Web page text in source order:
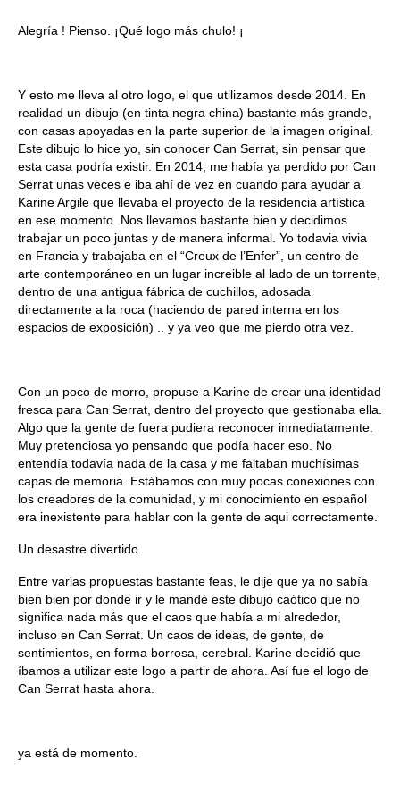
Alegría ! Pienso. ¡Qué logo más chulo! ¡
Y esto me lleva al otro logo, el que utilizamos desde 2014. En
realidad un dibujo (en tinta negra china) bastante más grande,
con casas apoyadas en la parte superior de la imagen original.
Este dibujo lo hice yo, sin conocer Can Serrat, sin pensar que
esta casa podría existir. En 2014, me había ya perdido por Can
Serrat unas veces e iba ahí de vez en cuando para ayudar a
Karine Argile que llevaba el proyecto de la residencia artística
en ese momento. Nos llevamos bastante bien y decidimos
trabajar un poco juntas y de manera informal. Yo todavia vivia
en Francia y trabajaba en el “Creux de l’Enfer”, un centro de
arte contemporáneo en un lugar increible al lado de un torrente,
dentro de una antigua fábrica de cuchillos, adosada
directamente a la roca (haciendo de pared interna en los
espacios de exposición) .. y ya veo que me pierdo otra vez.
Con un poco de morro, propuse a Karine de crear una identidad
fresca para Can Serrat, dentro del proyecto que gestionaba ella.
Algo que la gente de fuera pudiera reconocer inmediatamente.
Muy pretenciosa yo pensando que podía hacer eso. No
entendía todavía nada de la casa y me faltaban muchísimas
capas de memoria. Estábamos con muy pocas conexiones con
los creadores de la comunidad, y mi conocimiento en español
era inexistente para hablar con la gente de aqui correctamente.
Un desastre divertido.
Entre varias propuestas bastante feas, le dije que ya no sabía
bien bien por donde ir y le mandé este dibujo caótico que no
significa nada más que el caos que había a mi alrededor,
incluso en Can Serrat. Un caos de ideas, de gente, de
sentimientos, en forma borrosa, cerebral. Karine decidió que
íbamos a utilizar este logo a partir de ahora. Así fue el logo de
Can Serrat hasta ahora.
ya está de momento.